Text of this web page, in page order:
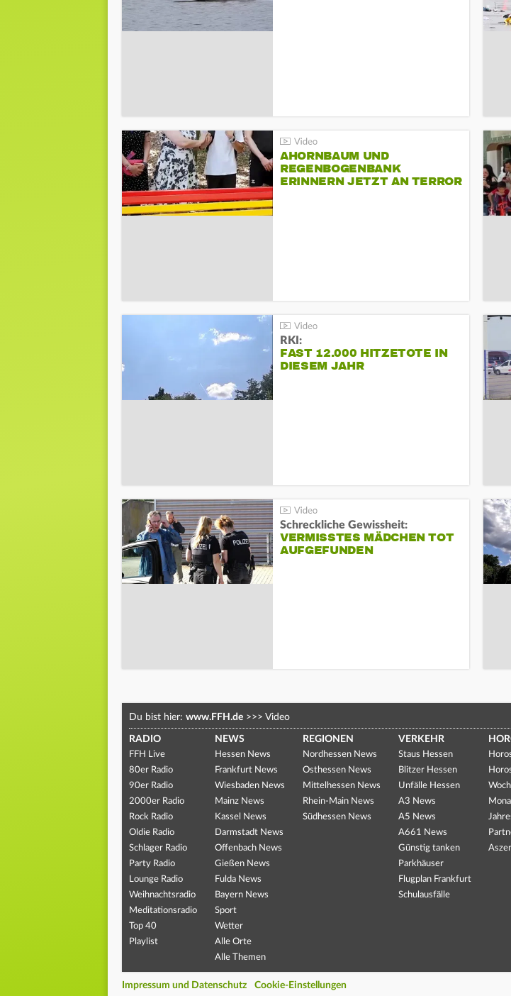
AHORNBAUM UND
REGENBOGENBANK
ERINNERN JETZT AN TERROR
RKI:
FAST 12.000 HITZETOTE IN
DIESEM JAHR
Schreckliche Gewissheit:
VERMISSTES MÄDCHEN TOT
AUFGEFUNDEN
Du bist hier: www.FFH.de >>> Video
RADIO
FFH Live
80er Radio
90er Radio
2000er Radio
Rock Radio
Oldie Radio
Schlager Radio
Party Radio
Lounge Radio
Weihnachtsradio
Meditationsradio
Top 40
Playlist
NEWS
Hessen News
Frankfurt News
Wiesbaden News
Mainz News
Kassel News
Darmstadt News
Offenbach News
Gießen News
Fulda News
Bayern News
Sport
Wetter
Alle Orte
Alle Themen
REGIONEN
Nordhessen News
Osthessen News
Mittelhessen News
Rhein-Main News
Südhessen News
VERKEHR
Staus Hessen
Blitzer Hessen
Unfälle Hessen
A3 News
A5 News
A661 News
Günstig tanken
Parkhäuser
Flugplan Frankfurt
Schulausfälle
Impressum und Datenschutz Cookie-Einstellungen